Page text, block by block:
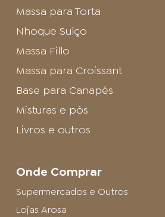
Massa para Torta
Nhoque Suíço
Massa Fillo
Massa para Croissant
Base para Canapés
Misturas e pós
Livros e outros
Onde Comprar
Supermercados e Outros
Lojas Arosa